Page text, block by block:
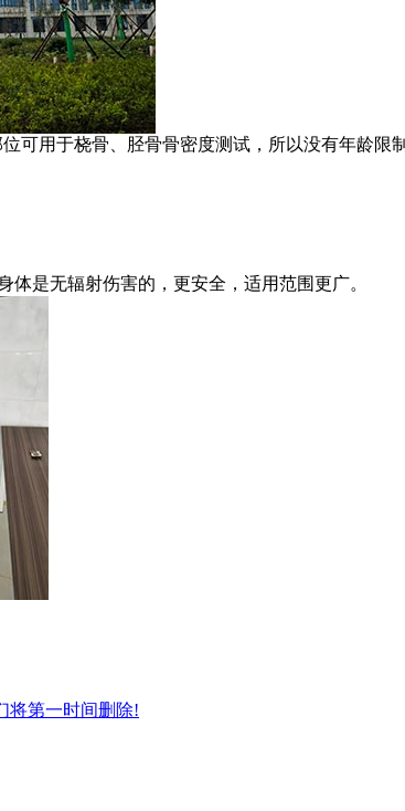
可用于桡骨、胫骨骨密度测试，所以没有年龄限
是无辐射伤害的，更安全，适用范围更广。
将第一时间删除!